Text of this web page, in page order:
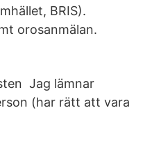
BRIS).
orosanmälan.
Jag lämnar
(har rätt att vara